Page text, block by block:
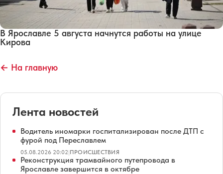
В Ярославле 5 августа начнутся работы на улице
Кирова
← На главную
Лента новостей
Водитель иномарки госпитализирован после ДТП с
фурой под Переславлем
05.08.2026 20:02|ПРОИСШЕСТВИЯ
Реконструкция трамвайного путепровода в
Ярославле завершится в октябре